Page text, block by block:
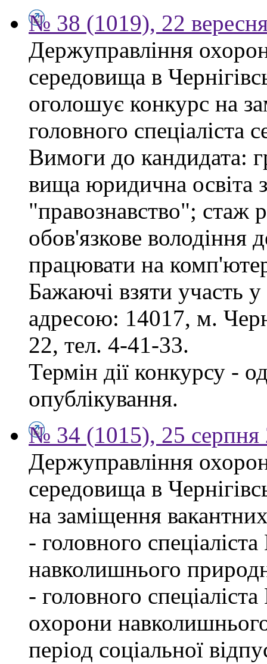
№ 38 (1019), 22
Держуправління
середовища в
оголошує конкурс на
головного спеціаліста
Вимоги до кандидата:
вища юридична освіта
"правознавство"; стаж
обов'язкове
працювати на
Бажаючі взяти участь
адресою: 14017, м.
22, тел. 4-41-33.
Термін дії конкурсу -
опублікування.
№ 34 (1015), 25 серпня
Держуправління
середовища в
на заміщення
- головного
навколишнього
- головного
охорони
період соціальної